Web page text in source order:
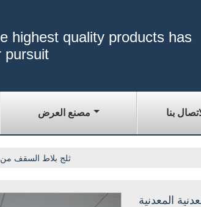
highest quality products has
pursuit
مصنع العرض بنا
ثلج بلاط السقف من
المعدنية